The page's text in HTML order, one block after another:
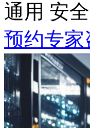
通用 安
预约专家